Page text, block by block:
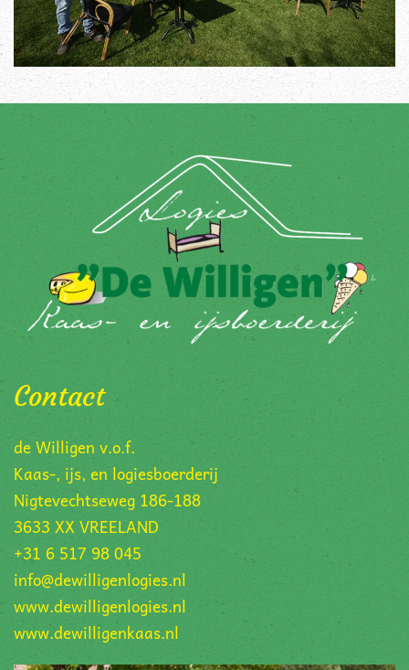
Contact
de Willigen v.o.f.
Kaas-, ijs, en logiesboerderij
Nigtevechtseweg 186-188
3633 XX VREELAND
+31 6 517 98 045
info@dewilligenlogies.nl
www.dewilligenlogies.nl
www.dewilligenkaas.nl